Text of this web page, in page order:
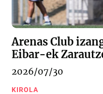
Arenas Club
Eibar-ek
2026/07/30
KIROLA